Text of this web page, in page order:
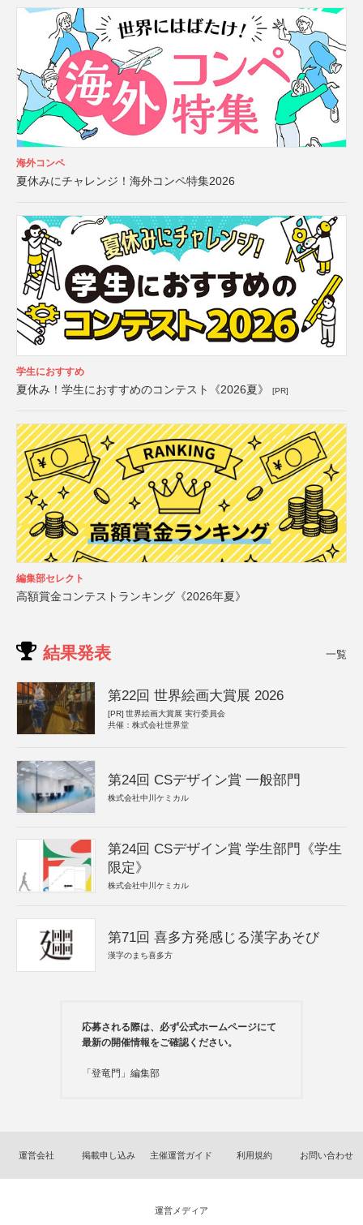
海外コンペ
夏休みにチャレンジ！海外コンペ特集2026
学生におすすめ
夏休み！学生におすすめのコンテスト《2026夏》 [PR]
編集部セレクト
高額賞金コンテストランキング《2026年夏》
結果発表 一覧
第22回 世界絵画大賞展 2026
[PR] 世界絵画大賞展 実行委員会
共催：株式会社世界堂
第24回 CSデザイン賞 一般部門
株式会社中川ケミカル
第24回 CSデザイン賞 学生部門《学生
限定》
株式会社中川ケミカル
第71回 喜多方発感じる漢字あそび
漢字のまち喜多方
応募される際は、必ず公式ホームページにて
最新の開催情報をご確認ください。
「登竜門」編集部
運営会社 掲載申し込み 主催運営ガイド 利用規約 お問い合わせ
運営メディア